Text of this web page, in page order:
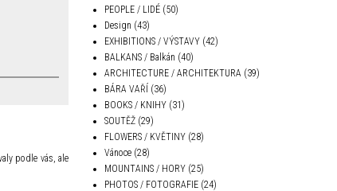
podle vás, ale
PEOPLE / LIDÉ (50)
Design (43)
EXHIBITIONS / VÝSTAVY (42)
BALKANS / Balkán (40)
ARCHITECTURE / ARCHITEKTURA (39)
BÁRA VAŘÍ (36)
BOOKS / KNIHY (31)
SOUTĚŽ (29)
FLOWERS / KVĚTINY (28)
Vánoce (28)
MOUNTAINS / HORY (25)
PHOTOS / FOTOGRAFIE (24)